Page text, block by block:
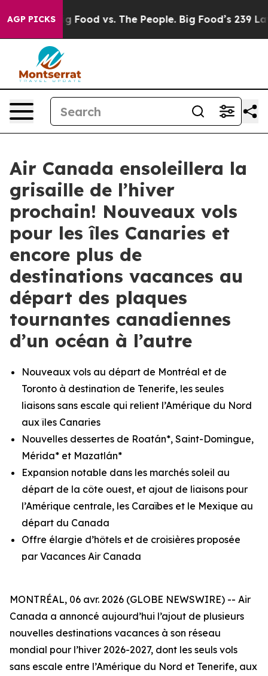
AGP PICKS
Big Food vs. The People. Big Food’s 239 Lawsuits
Air Canada ensoleillera la
grisaille de l’hiver
prochain! Nouveaux vols
pour les îles Canaries et
encore plus de
destinations vacances au
départ des plaques
tournantes canadiennes
d’un océan à l’autre
Nouveaux vols au départ de Montréal et de
Toronto à destination de Tenerife, les seules
liaisons sans escale qui relient l’Amérique du Nord
aux îles Canaries
Nouvelles dessertes de Roatán*, Saint-Domingue,
Mérida* et Mazatlán*
Expansion notable dans les marchés soleil au
départ de la côte ouest, et ajout de liaisons pour
l’Amérique centrale, les Caraïbes et le Mexique au
départ du Canada
Offre élargie d’hôtels et de croisières proposée
par Vacances Air Canada
MONTRÉAL, 06 avr. 2026 (GLOBE NEWSWIRE) -- Air
Canada a annoncé aujourd’hui l’ajout de plusieurs
nouvelles destinations vacances à son réseau
mondial pour l’hiver 2026-2027, dont les seuls vols
sans escale entre l’Amérique du Nord et Tenerife, aux